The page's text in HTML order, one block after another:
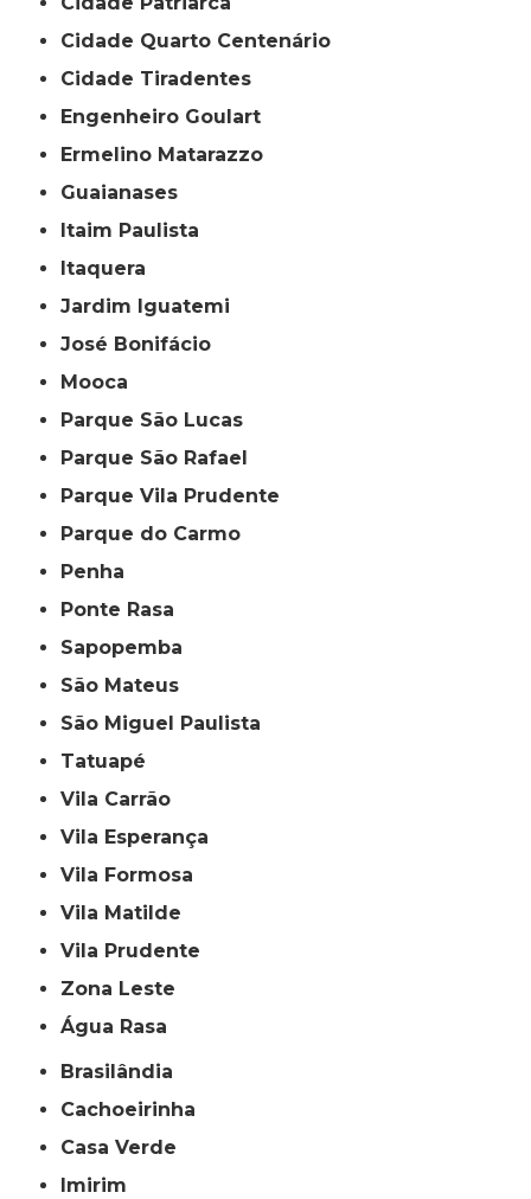
Cidade Quarto Centenário
Cidade Tiradentes
Engenheiro Goulart
Ermelino Matarazzo
Guaianases
Itaim Paulista
Itaquera
Jardim Iguatemi
José Bonifácio
Mooca
Parque São Lucas
Parque São Rafael
Parque Vila Prudente
Parque do Carmo
Penha
Ponte Rasa
Sapopemba
São Mateus
São Miguel Paulista
Tatuapé
Vila Carrão
Vila Esperança
Vila Formosa
Vila Matilde
Vila Prudente
Zona Leste
Água Rasa
Brasilândia
Cachoeirinha
Casa Verde
Imirim